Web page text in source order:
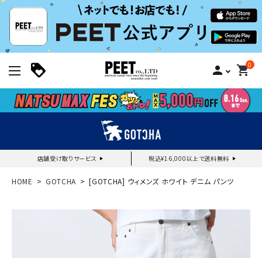
person 0
shopping_cart
店舗受け取りサービス 税込¥16,000以上で送料無料
新規会員登録｜ログイン
search
HOME GOTCHA [GOTCHA] ウィメンズ ホワイト デニム パンツ